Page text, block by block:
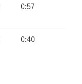
0:57
0:40